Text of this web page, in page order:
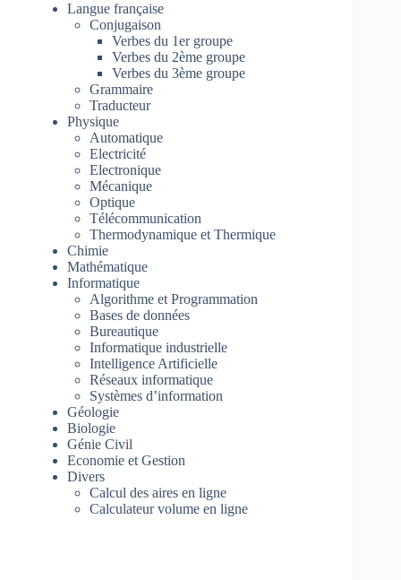
Langue française
Conjugaison
Verbes du 1er groupe
Verbes du 2ème groupe
Verbes du 3ème groupe
Grammaire
Traducteur
Physique
Automatique
Electricité
Electronique
Mécanique
Optique
Télécommunication
Thermodynamique et Thermique
Chimie
Mathématique
Informatique
Algorithme et Programmation
Bases de données
Bureautique
Informatique industrielle
Intelligence Artificielle
Réseaux informatique
Systèmes d’information
Géologie
Biologie
Génie Civil
Economie et Gestion
Divers
Calcul des aires en ligne
Calculateur volume en ligne